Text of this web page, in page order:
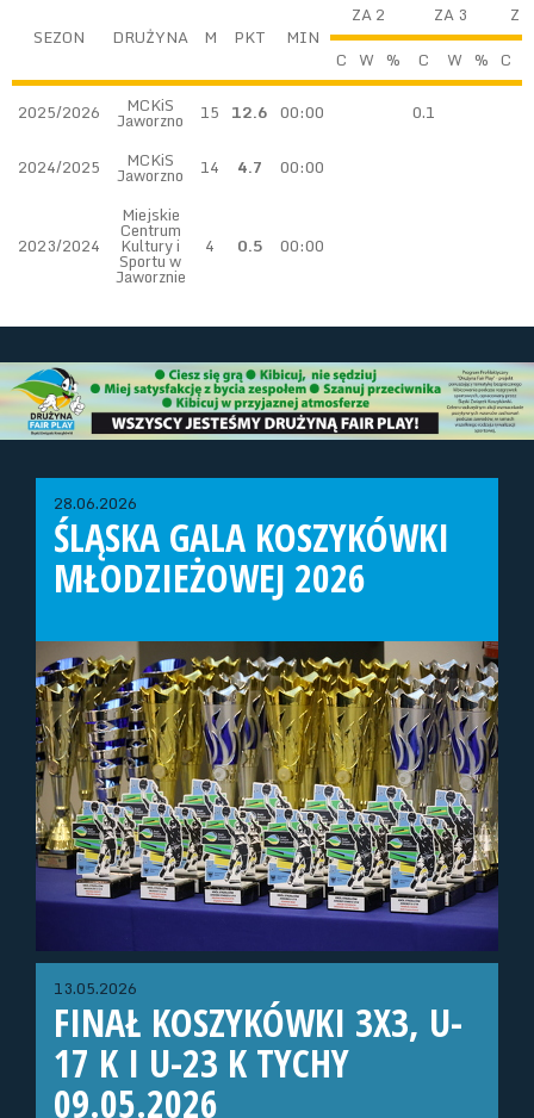
SEZON DRUŻYNA M PKT MIN
ZA 2 ZA 3
Z
C W % C W % C
2025/2026
MCKiS
Jaworzno 15 12.6 00:00 0.1
2024/2025 MCKiS
Jaworzno 14 4.7 00:00
2023/2024
Miejskie
Centrum
Kultury i
Sportu w
Jaworznie
4 0.5 00:00
28.06.2026
ŚLĄSKA GALA KOSZYKÓWKI
MŁODZIEŻOWEJ 2026
13.05.2026
FINAŁ KOSZYKÓWKI 3X3, U-
17 K I U-23 K TYCHY
09.05.2026